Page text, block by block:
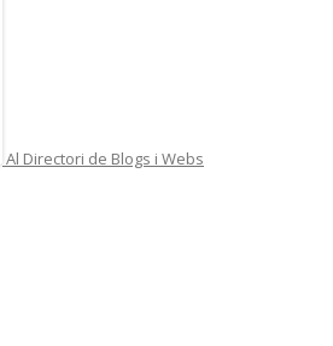
Al Directori de Blogs i Webs